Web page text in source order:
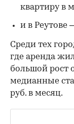
квартиру в
и в Реутове
Cреди тех
где аренда
большой рост
медианные
руб. в месяц.